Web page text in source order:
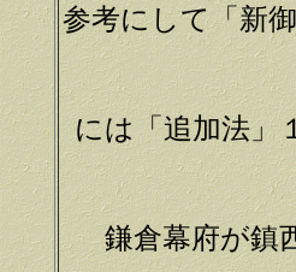
参考にして「新
には「追加法」
鎌倉幕府が鎮